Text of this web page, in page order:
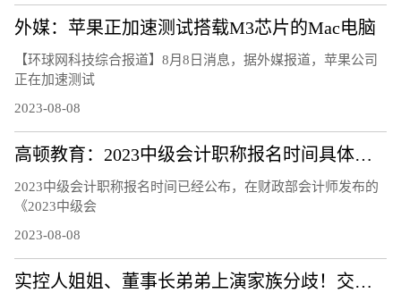
外媒：苹果正加速测试搭载M3芯片的Mac电脑
【环球网科技综合报道】8月8日消息，据外媒报道，苹果公司
正在加速测试
2023-08-08
高顿教育：2023中级会计职称报名时间具体安排
2023中级会计职称报名时间已经公布，在财政部会计师发布的
《2023中级会
2023-08-08
实控人姐姐、董事长弟弟上演家族分歧！交易所连夜发函、股价开盘跌12％